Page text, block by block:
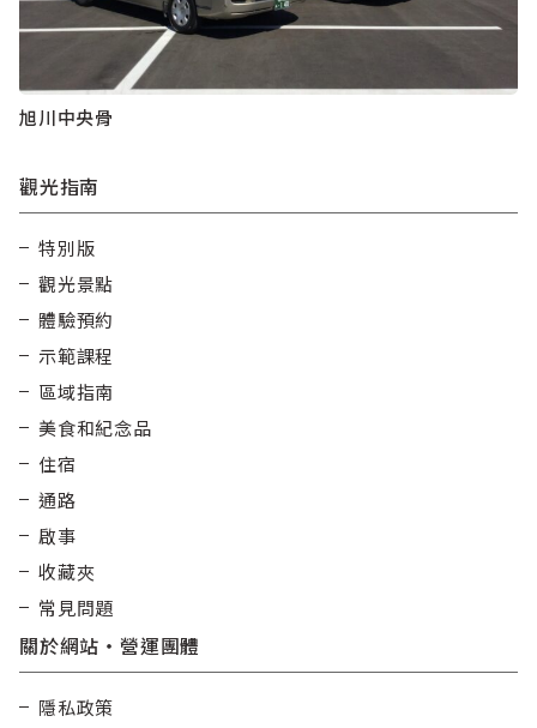
旭川中央骨
觀光指南
特別版
觀光景點
體驗預約
示範課程
區域指南
美食和紀念品
住宿
通路
啟事
收藏夾
常見問題
關於網站・營運團體
隱私政策